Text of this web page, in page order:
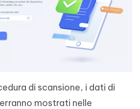
di scansione, i dati di
mostrati nelle